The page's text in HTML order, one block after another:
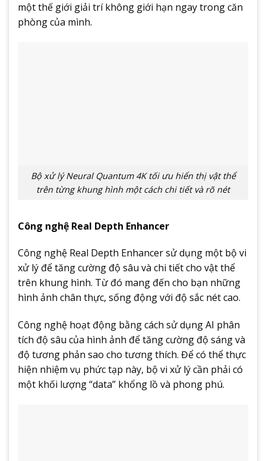
một thế giới giải trí không giới hạn ngay trong căn
phòng của mình.
Bộ xử lý Neural Quantum 4K tối ưu hiển thị vật thể
trên từng khung hình một cách chi tiết và rõ nét
Công nghệ Real Depth Enhancer
Công nghệ Real Depth Enhancer sử dụng một bộ vi
xử lý để tăng cường độ sâu và chi tiết cho vật thể
trên khung hình. Từ đó mang đến cho bạn những
hình ảnh chân thực, sống động với độ sắc nét cao.
Công nghệ hoạt động bằng cách sử dụng AI phân
tích độ sâu của hình ảnh để tăng cường độ sáng và
độ tương phản sao cho tương thích. Để có thể thực
hiện nhiệm vụ phức tạp này, bộ vi xử lý cần phải có
một khối lượng “data” khổng lồ và phong phú.